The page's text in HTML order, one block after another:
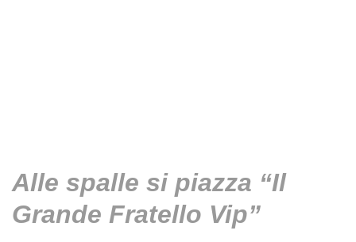
Alle spalle si piazza “Il
Grande Fratello Vip”